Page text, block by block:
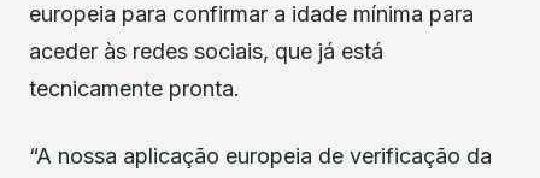
europeia para confirmar a idade mínima para
aceder às redes sociais, que já está
tecnicamente pronta.
“A nossa aplicação europeia de verificação da